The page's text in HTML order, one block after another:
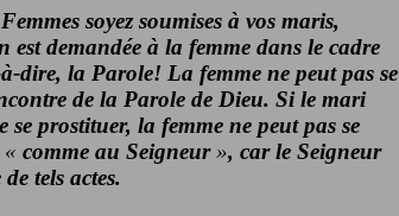
Femmes soyez soumises à vos maris,
est demandée à la femme dans le cadre
dire, la Parole! La femme ne peut pas se
de la Parole de Dieu. Si le mari
prostituer, la femme ne peut pas se
« comme au Seigneur», car le Seigneur
tels actes.